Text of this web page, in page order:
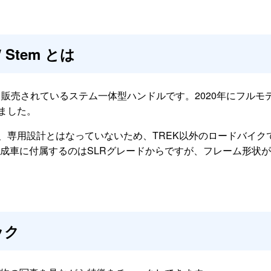
とは
売されているステム一体型ハンドルです。2020年にフルモ
た。
用設計とはなっていないため、TREK以外のロードバイク
車に付属するのはSLRグレードからですが、フレーム形状